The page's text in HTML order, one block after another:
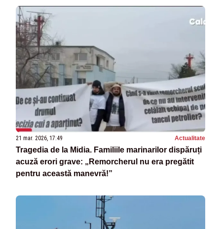
21 mar. 2026, 17:49 Actualitate
Tragedia de la Midia. Familiile marinarilor dispăruți
acuză erori grave: „Remorcherul nu era pregătit
pentru această manevră!”